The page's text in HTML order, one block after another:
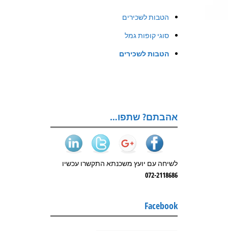
הטבות לשכירים
סוגי קופות גמל
הטבות לשכירים
אהבתם? שתפו…
לשיחה עם יועץ משכנתא התקשרו עכשיו
072-2118686
Facebook